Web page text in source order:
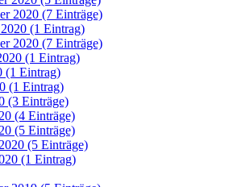
2020 (7 Einträge)
(1 Eintrag)
2020 (7 Einträge)
(1 Eintrag)
(1 Eintrag)
(1 Eintrag)
(3 Einträge)
(4 Einträge)
(5 Einträge)
(5 Einträge)
(1 Eintrag)